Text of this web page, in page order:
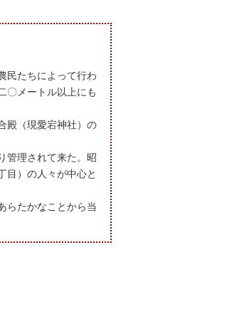
民たちによって行わ
〇メートル以上にも
殿（現愛宕神社）の
管理されて来た。昭
目）の人々が中心と
らたかなことから当